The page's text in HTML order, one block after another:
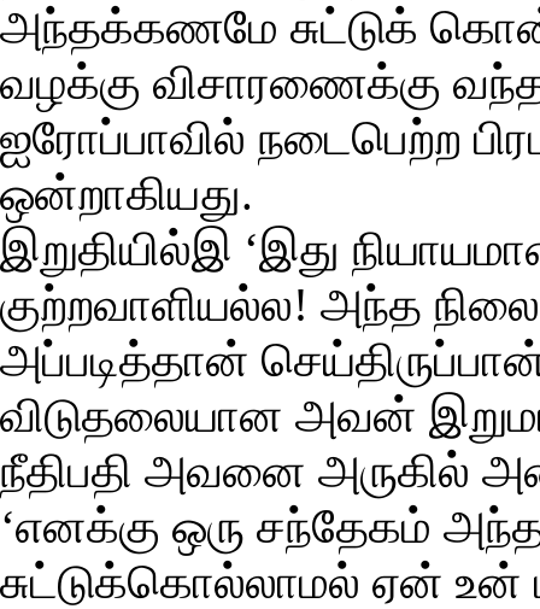
அந்தக்கணமே சுட்டுக்
வழக்கு விசாரணைக்கு
ஐரோப்பாவில் நடைபெற்ற
ஒன்றாகியது.
இறுதியில்இ ‘இது
குற்றவாளியல்ல! அந்த
அப்படித்தான்
விடுதலையான அவன்
நீதிபதி அவனை அருகில்
‘எனக்கு ஒரு சந்தேகம்
சுட்டுக்கொல்லாமல் ஏன்